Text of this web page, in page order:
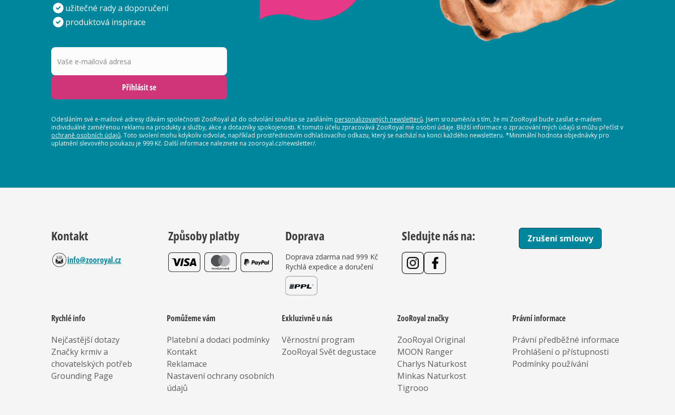
užitečné rady a doporučení
produktová inspirace
Vaše e-mailová adresa
Přihlásit se
Odesláním své e-mailové adresy dávám společnosti ZooRoyal až do odvolání souhlas se zasíláním personalizovaných newsletterů. Jsem srozuměn/a s tím, že mi ZooRoyal bude zasílat e-mailem
individuálně zaměřenou reklamu na produkty a služby, akce a dotazníky spokojenosti. K tomuto účelu zpracovává ZooRoyal mé osobní údaje. Bližší informace o zpracování mých údajů si můžu přečíst v
ochraně osobních údajů. Toto svolení mohu kdykoliv odvolat, například prostřednictvím odhlašovacího odkazu, který se nachází na konci každého newsletteru. *Minimální hodnota objednávky pro
uplatnění slevového poukazu je 999 Kč. Další informace naleznete na zooroyal.cz/newsletter/.
Kontakt
info@zooroyal.cz
Způsoby platby Doprava
Doprava zdarma nad 999 Kč
Rychlá expedice a doručení
Sledujte nás na: Zrušení smlouvy
Rychlé info
Nejčastější dotazy
Značky krmiv a
chovatelských potřeb
Grounding Page
Pomůžeme vám
Platební a dodaci podmínky
Kontakt
Reklamace
Nastavení ochrany osobních
údajů
Exkluzivně u nás
Věrnostní program
ZooRoyal Svět degustace
ZooRoyal značky
ZooRoyal Original
MOON Ranger
Charlys Naturkost
Minkas Naturkost
Tigrooo
Právní informace
Právní předběžné informace
Prohlášení o přístupnosti
Podmínky používání